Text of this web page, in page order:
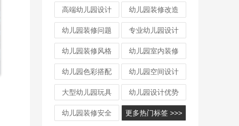
高端幼儿园设计 幼儿园装修改造
幼儿园装修问题 专业幼儿园设计
幼儿园装修风格 幼儿园室内装修
幼儿园色彩搭配 幼儿园空间设计
大型幼儿园玩具 幼儿园设计优势
幼儿园装修安全 更多热门标签 >>>